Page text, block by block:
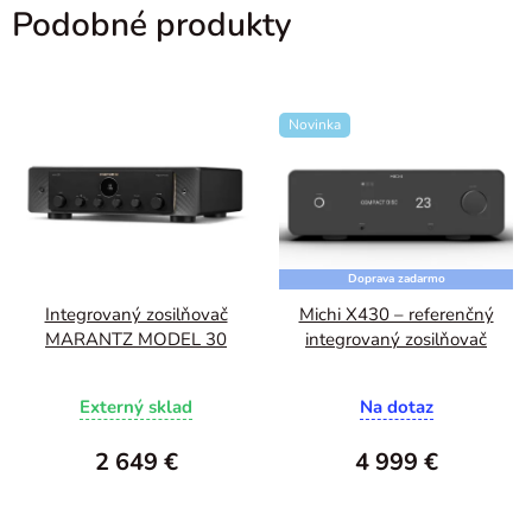
Podobné produkty
Integrovaný zosilňovač
MARANTZ MODEL 30
Externý sklad
2 649 €
Novinka
Doprava zadarmo
Michi X430 – referenčný
integrovaný zosilňovač
Na dotaz
4 999 €